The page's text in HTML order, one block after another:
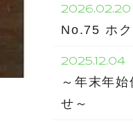
2026.02.20
No.75 ホク
2025.12.04
～年末年始
せ～